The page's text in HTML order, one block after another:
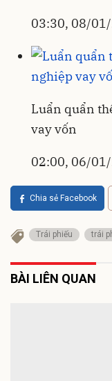
03:30, 08/
Luẩn quẩn
vay vốn
02:00, 06/
Chia sẻ Facebook
Trái phiếu trái
BÀI LIÊN QUAN